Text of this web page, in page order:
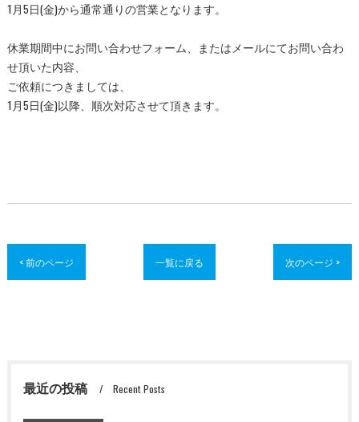
1月5日(金)から通常通りの営業となります。
休業期間中にお問い合わせフォーム、またはメールにてお問い合わ
せ頂いた内容、
ご依頼につきましては、
1月5日(金)以降、順次対応させて頂きます。
< 前のページ 一覧に戻る 次のページ >
最近の投稿 Recent Posts